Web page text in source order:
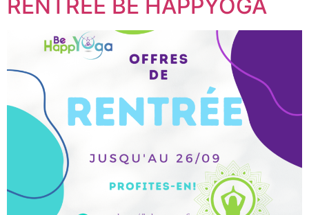
RENTREE BE HAPPYOGA